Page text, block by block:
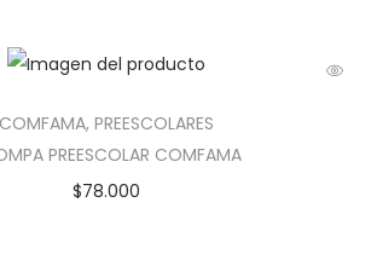
COMFAMA, PREESCOLARES
PREESCOLAR COMFAMA
$78.000